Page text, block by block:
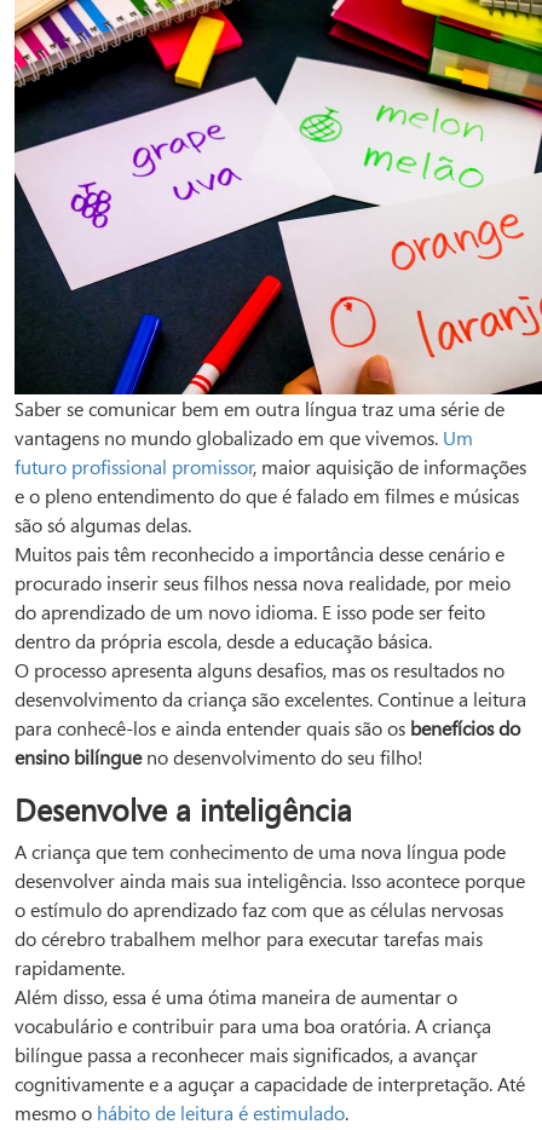
Saber se comunicar bem em outra língua traz uma série de
vantagens no mundo globalizado em que vivemos. Um
futuro profissional promissor, maior aquisição de informações
e o pleno entendimento do que é falado em filmes e músicas
são só algumas delas.
Muitos pais têm reconhecido a importância desse cenário e
procurado inserir seus filhos nessa nova realidade, por meio
do aprendizado de um novo idioma. E isso pode ser feito
dentro da própria escola, desde a educação básica.
O processo apresenta alguns desafios, mas os resultados no
desenvolvimento da criança são excelentes. Continue a leitura
para conhecê-los e ainda entender quais são os benefícios do
ensino bilíngueno desenvolvimento do seu filho!
Desenvolve a inteligência
A criança que tem conhecimento de uma nova língua pode
desenvolver ainda mais sua inteligência. Isso acontece porque
o estímulo do aprendizado faz com que as células nervosas
do cérebro trabalhem melhor para executar tarefas mais
rapidamente.
Além disso, essa é uma ótima maneira de aumentar o
vocabulário e contribuir para uma boa oratória. A criança
bilíngue passa a reconhecer mais significados, a avançar
cognitivamente e a aguçar a capacidade de interpretação. Até
mesmo o hábito de leitura é estimulado.